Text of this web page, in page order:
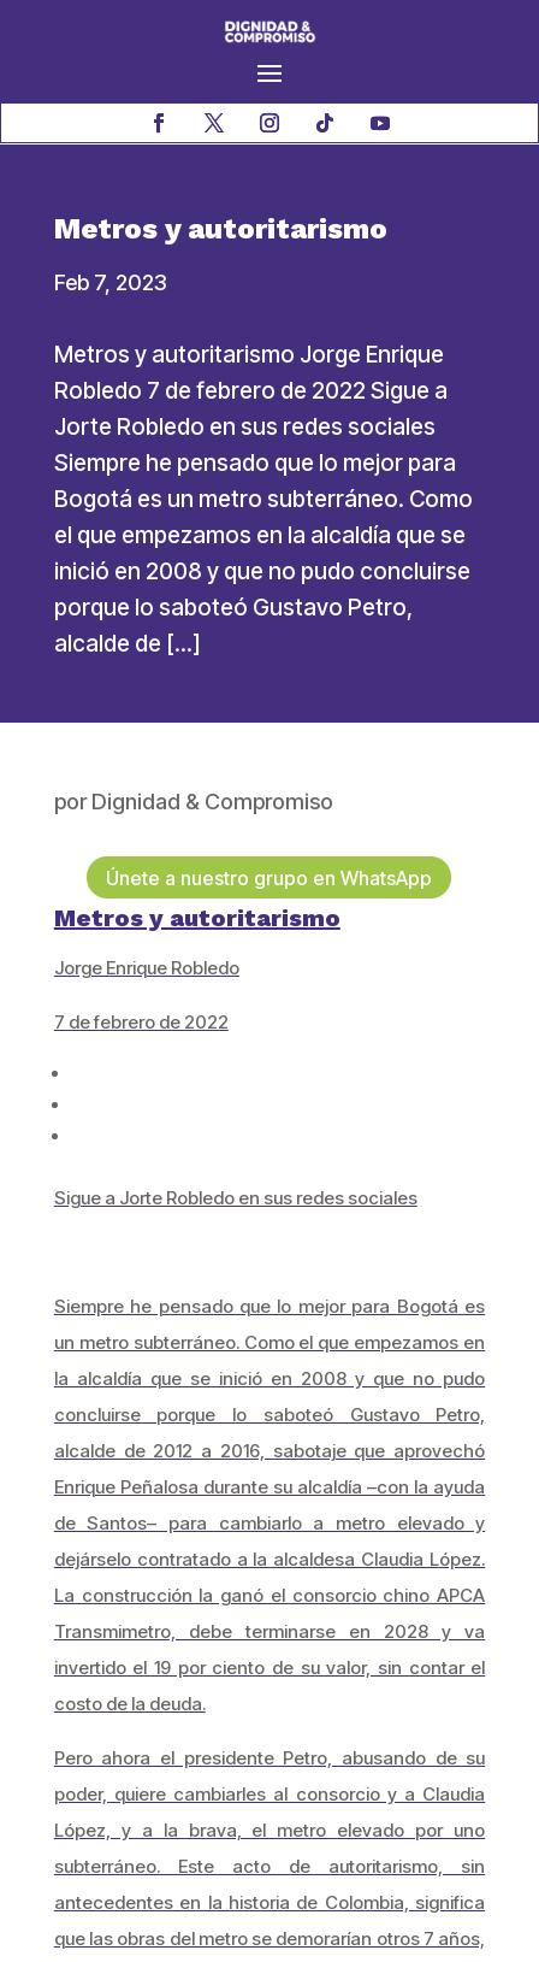
Metros y autoritarismo
Feb 7, 2023
Metros y autoritarismo Jorge Enrique
Robledo 7 de febrero de 2022 Sigue a
Jorte Robledo en sus redes sociales
Siempre he pensado que lo mejor para
Bogotá es un metro subterráneo. Como
el que empezamos en la alcaldía que se
inició en 2008 y que no pudo concluirse
porque lo saboteó Gustavo Petro,
alcalde de […]
porDignidad & Compromiso
Únete a nuestro grupo en WhatsApp
Metros y autoritarismo
Jorge Enrique Robledo
7 de febrero de 2022
Sigue a Jorte Robledo en sus redes sociales
Siempre he pensado que lo mejor para Bogotá es
un metro subterráneo. Como el que empezamos en
la alcaldía que se inició en 2008 y que no pudo
concluirse porque lo saboteó Gustavo Petro,
alcalde de 2012 a 2016, sabotaje que aprovechó
Enrique Peñalosa durante su alcaldía –con la ayuda
de Santos– para cambiarlo a metro elevado y
dejárselo contratado a la alcaldesa Claudia López.
La construcción la ganó el consorcio chino APCA
Transmimetro, debe terminarse en 2028 y va
invertido el 19 por ciento de su valor, sin contar el
costo de la deuda.
Pero ahora el presidente Petro, abusando de su
poder, quiere cambiarles al consorcio y a Claudia
López, y a la brava, el metro elevado por uno
subterráneo. Este acto de autoritarismo, sin
antecedentes en la historia de Colombia, significa
que las obras del metro se demorarían otros 7 años,